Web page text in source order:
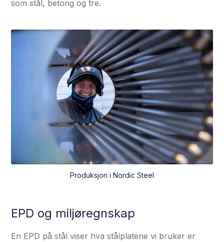
som stål, betong og tre.
Produksjon i Nordic Steel
EPD og miljøregnskap
En EPD på stål viser hva stålplatene vi bruker er